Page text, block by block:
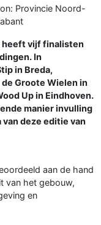
Provincie Noord-
heeft vijf finalisten
In
in Breda,
Groote Wielen in
Up in Eindhoven.
manier invulling
deze editie van
aan de hand
van het gebouw,
en